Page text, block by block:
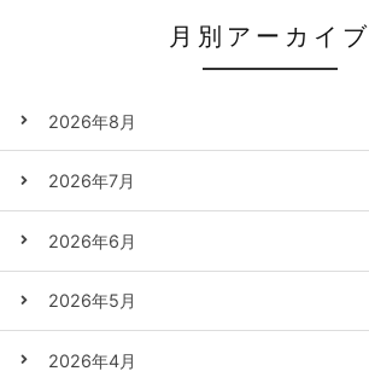
月別アーカイブ
2026年8月
2026年7月
2026年6月
2026年5月
2026年4月